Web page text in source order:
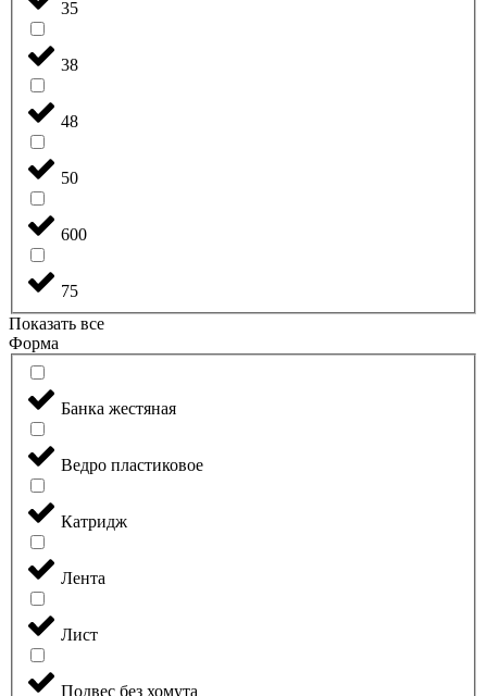
35
38
48
50
600
75
Показать все
Форма
Банка жестяная
Ведро пластиковое
Катридж
Лента
Лист
Подвес без хомута